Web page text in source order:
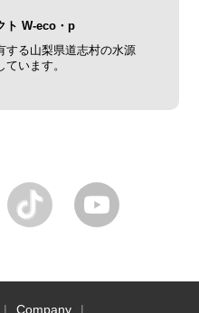
ト W-eco・p
する山梨県道志村の水源
います。
Company